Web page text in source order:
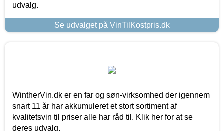
udvalg.
Se udvalget på VinTilKostpris.dk
WintherVin.dk er en far og søn-virksomhed der igennem
snart 11 år har akkumuleret et stort sortiment af
kvalitetsvin til priser alle har råd til. Klik her for at se
deres udvalg.